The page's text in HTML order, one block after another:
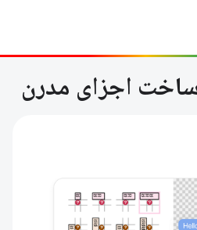
ساخت اجزای مدرن